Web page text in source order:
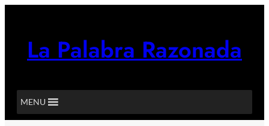
La Palabra Razonada
MENU